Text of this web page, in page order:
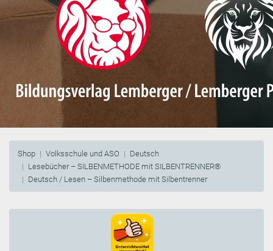
Shop Volksschule und ASO
Deutsch
Lesebücher – SILBENMETHODE mit SILBENTRENNER®
Deutsch / Lesen – Silbenmethode mit Silbentrenner